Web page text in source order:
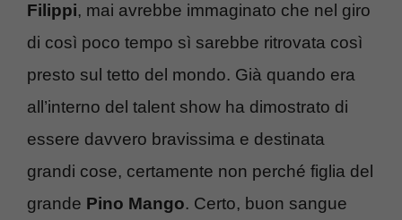
Filippi, mai avrebbe immaginato che nel giro
di così poco tempo sì sarebbe ritrovata così
presto sul tetto del mondo. Già quando era
all’interno del talent show ha dimostrato di
essere davvero bravissima e destinata
grandi cose, certamente non perché figlia del
grande Pino Mango. Certo, buon sangue